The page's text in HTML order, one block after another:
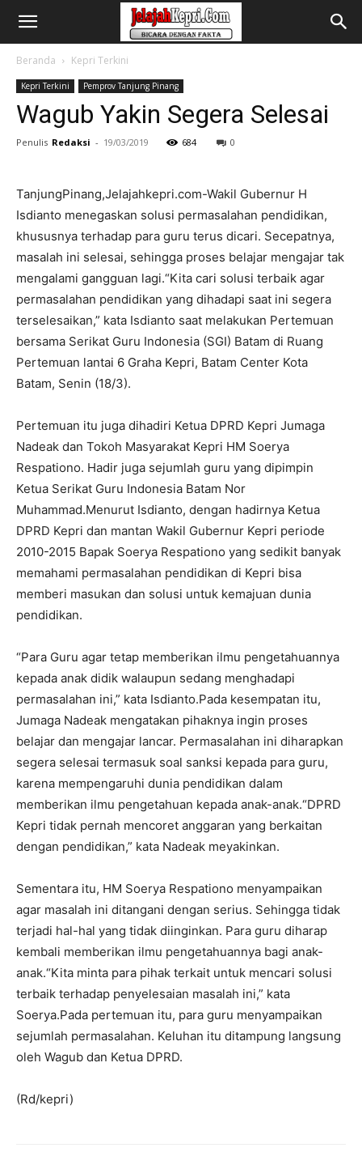
Beranda Kepri Terkini
Kepri Terkini Pemprov Tanjung Pinang
Wagub Yakin Segera Selesai
Penulis Redaksi - 19/03/2019 684 0
TanjungPinang,Jelajahkepri.com-Wakil Gubernur H
Isdianto menegaskan solusi permasalahan pendidikan,
khususnya terhadap para guru terus dicari. Secepatnya,
masalah ini selesai, sehingga proses belajar mengajar tak
mengalami gangguan lagi.“Kita cari solusi terbaik agar
permasalahan pendidikan yang dihadapi saat ini segera
terselesaikan,” kata Isdianto saat melakukan Pertemuan
bersama Serikat Guru Indonesia (SGI) Batam di Ruang
Pertemuan lantai 6 Graha Kepri, Batam Center Kota
Batam, Senin (18/3).
Pertemuan itu juga dihadiri Ketua DPRD Kepri Jumaga
Nadeak dan Tokoh Masyarakat Kepri HM Soerya
Respationo. Hadir juga sejumlah guru yang dipimpin
Ketua Serikat Guru Indonesia Batam Nor
Muhammad.Menurut Isdianto, dengan hadirnya Ketua
DPRD Kepri dan mantan Wakil Gubernur Kepri periode
2010-2015 Bapak Soerya Respationo yang sedikit banyak
memahami permasalahan pendidikan di Kepri bisa
memberi masukan dan solusi untuk kemajuan dunia
pendidikan.
“Para Guru agar tetap memberikan ilmu pengetahuannya
kepada anak didik walaupun sedang menghadapi
permasalahan ini,” kata Isdianto.Pada kesempatan itu,
Jumaga Nadeak mengatakan pihaknya ingin proses
belajar dan mengajar lancar. Permasalahan ini diharapkan
segera selesai termasuk soal sanksi kepada para guru,
karena mempengaruhi dunia pendidikan dalam
memberikan ilmu pengetahuan kepada anak-anak.“DPRD
Kepri tidak pernah mencoret anggaran yang berkaitan
dengan pendidikan,” kata Nadeak meyakinkan.
Sementara itu, HM Soerya Respationo menyampaikan
agar masalah ini ditangani dengan serius. Sehingga tidak
terjadi hal-hal yang tidak diinginkan. Para guru diharap
kembali memberikan ilmu pengetahuannya bagi anak-
anak.“Kita minta para pihak terkait untuk mencari solusi
terbaik terhadap penyelesaian masalah ini,” kata
Soerya.Pada pertemuan itu, para guru menyampaikan
sejumlah permasalahan. Keluhan itu ditampung langsung
oleh Wagub dan Ketua DPRD.
(Rd/kepri)